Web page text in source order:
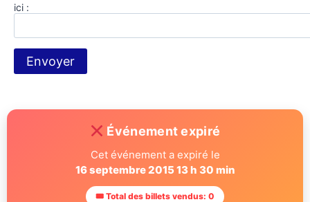
ici :
Événement expiré
Cet événement a expiré le
16 septembre 2015 13 h 30 min
🎟 Total des billets vendus: 0